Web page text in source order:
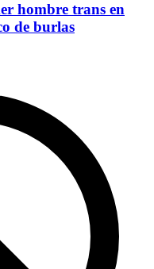
hombre trans en
de burlas